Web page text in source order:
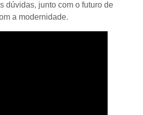
dúvidas, junto com o futuro de
a modernidade.